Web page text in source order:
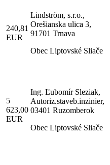
240,81
EUR
Lindström, s.r.o.,
Orešianska ulica 3,
91701 Trnava
Obec Liptovské Sliače
5
623,00
EUR
Ing. Ľubomír Sleziak,
Autoriz.staveb.inzinier,
03401 Ruzomberok
Obec Liptovské Sliače